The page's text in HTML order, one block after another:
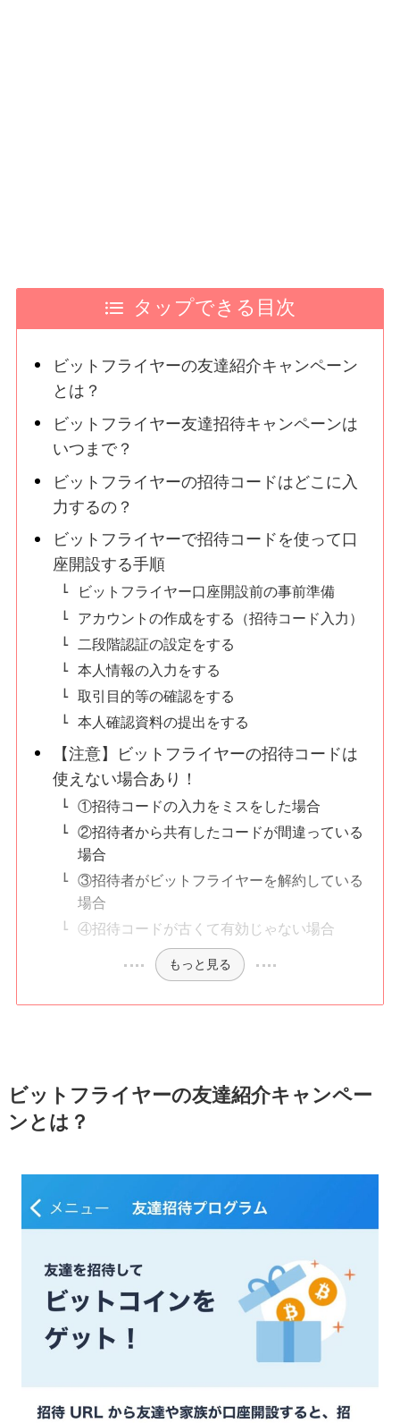
タップできる目次
ビットフライヤーの友達紹介キャンペーン
とは？
ビットフライヤー友達招待キャンペーンは
いつまで？
ビットフライヤーの招待コードはどこに入
力するの？
ビットフライヤーで招待コードを使って口
座開設する手順
ビットフライヤー口座開設前の事前準備
アカウントの作成をする（招待コード入力）
二段階認証の設定をする
本人情報の入力をする
取引目的等の確認をする
本人確認資料の提出をする
【注意】ビットフライヤーの招待コードは
使えない場合あり！
①招待コードの入力をミスをした場合
②招待者から共有したコードが間違っている
場合
③招待者がビットフライヤーを解約している
場合
④招待コードが古くて有効じゃない場合
もっと見る
ビットフライヤーの友達紹介キャンペー
ンとは？